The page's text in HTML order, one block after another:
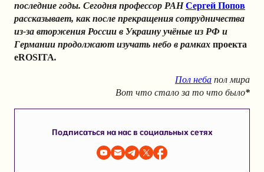
последние годы. Сегодня профессор РАН Сергей Попов
рассказывает, как после прекращения сотрудничества
из-за вторжения России в Украину учёные из РФ и
Германии продолжают изучать небо в рамках проекта
eROSITA.
Пол неба пол мира
Вот что стало за то что было*
Подписаться на нас в социальных сетях